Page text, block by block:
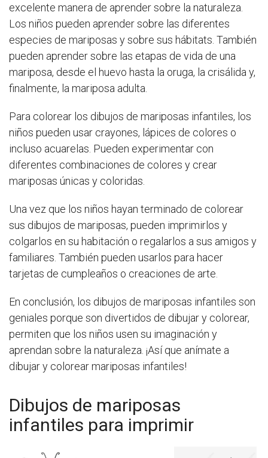
excelente manera de aprender sobre la naturaleza.
Los niños pueden aprender sobre las diferentes
especies de mariposas y sobre sus hábitats. También
pueden aprender sobre las etapas de vida de una
mariposa, desde el huevo hasta la oruga, la crisálida y,
finalmente, la mariposa adulta.
Para colorear los dibujos de mariposas infantiles, los
niños pueden usar crayones, lápices de colores o
incluso acuarelas. Pueden experimentar con
diferentes combinaciones de colores y crear
mariposas únicas y coloridas.
Una vez que los niños hayan terminado de colorear
sus dibujos de mariposas, pueden imprimirlos y
colgarlos en su habitación o regalarlos a sus amigos y
familiares. También pueden usarlos para hacer
tarjetas de cumpleaños o creaciones de arte.
En conclusión, los dibujos de mariposas infantiles son
geniales porque son divertidos de dibujar y colorear,
permiten que los niños usen su imaginación y
aprendan sobre la naturaleza. ¡Así que anímate a
dibujar y colorear mariposas infantiles!
Dibujos de mariposas
infantiles para imprimir